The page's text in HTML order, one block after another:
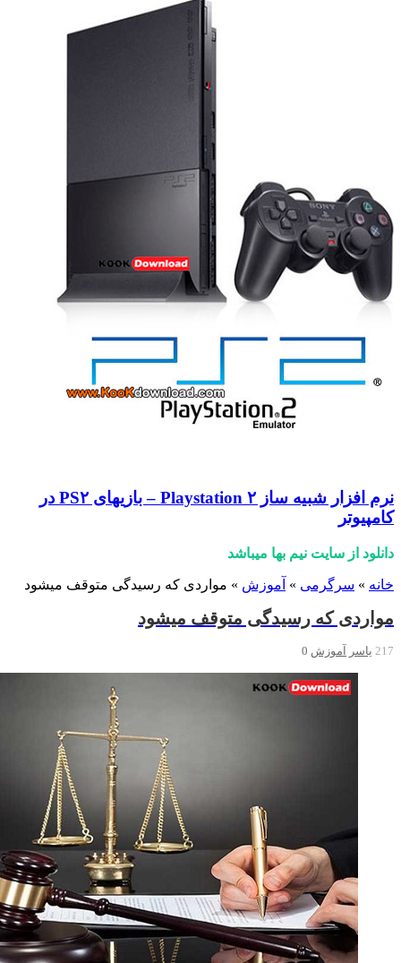
نرم افزار شبیه ساز Playstation ۲ – بازیهای PS۲ در
سایت نیم بها میباشد
» آموزش » مواردی که رسیدگی متوقف میشود
که رسیدگی متوقف میشود
آموزش 0